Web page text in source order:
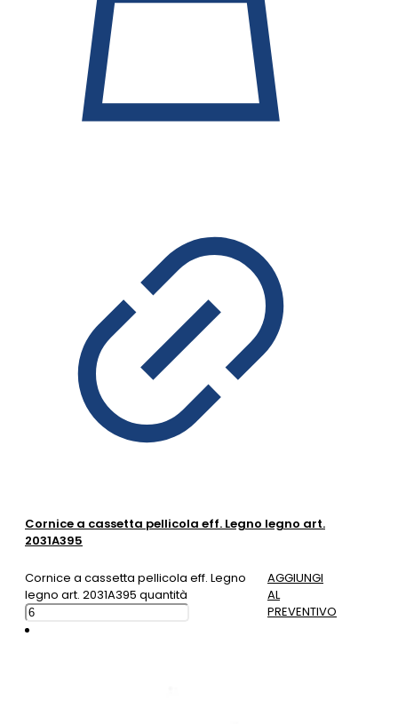
Cornice a cassetta pellicola eff. Legno legno art.
2031A395
Cornice a cassetta pellicola eff. Legno
legno art. 2031A395 quantità
AGGIUNGI
AL
PREVENTIVO